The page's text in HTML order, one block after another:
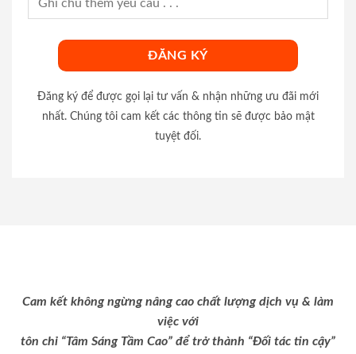
Đăng ký để được gọi lại tư vấn & nhận những ưu đãi mới
nhất. Chúng tôi cam kết các thông tin sẽ được bảo mật
tuyệt đối.
Cam kết không ngừng nâng cao chất lượng dịch vụ & làm
việc với
tôn chỉ “Tâm Sáng Tầm Cao” để trở thành “Đối tác tin cậy”